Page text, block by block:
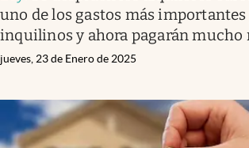
uno de los gastos más importantes
inquilinos y ahora pagarán mucho
jueves, 23 de Enero de 2025